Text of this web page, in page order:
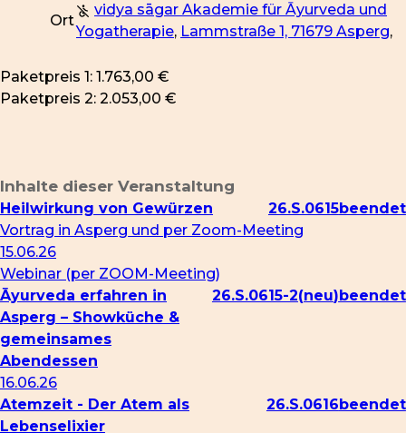
Ort
vidya sāgar Akademie für Āyurveda und
Yogatherapie, Lammstraße 1, 71679 Asperg,
Paketpreis 1: 1.763,00 €
Paketpreis 2: 2.053,00 €
Inhalte dieser Veranstaltung
Heilwirkung von Gewürzen
26.S.0615
Vortrag in Asperg und per Zoom-Meeting
15.06.26
Webinar (per ZOOM-Meeting)
Āyurveda erfahren in
Asperg – Showküche &
gemeinsames
Abendessen
26.S.0615-2 neu
16.06.26
Atemzeit - Der Atem als
Lebenselixier
26.S.0616